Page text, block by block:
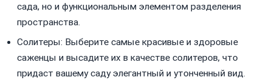
сада, но и функциональным элементом разделения
пространства.
Солитеры: Выберите самые красивые и здоровые
саженцы и высадите их в качестве солитеров, что
придаст вашему саду элегантный и утонченный вид.